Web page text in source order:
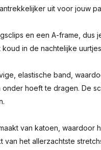
uit voor jouw
en een A-frame, dus
in de nachtelijke
elastische band,
hoeft te dragen. De
van katoen, waardoor
van het allerzachtste